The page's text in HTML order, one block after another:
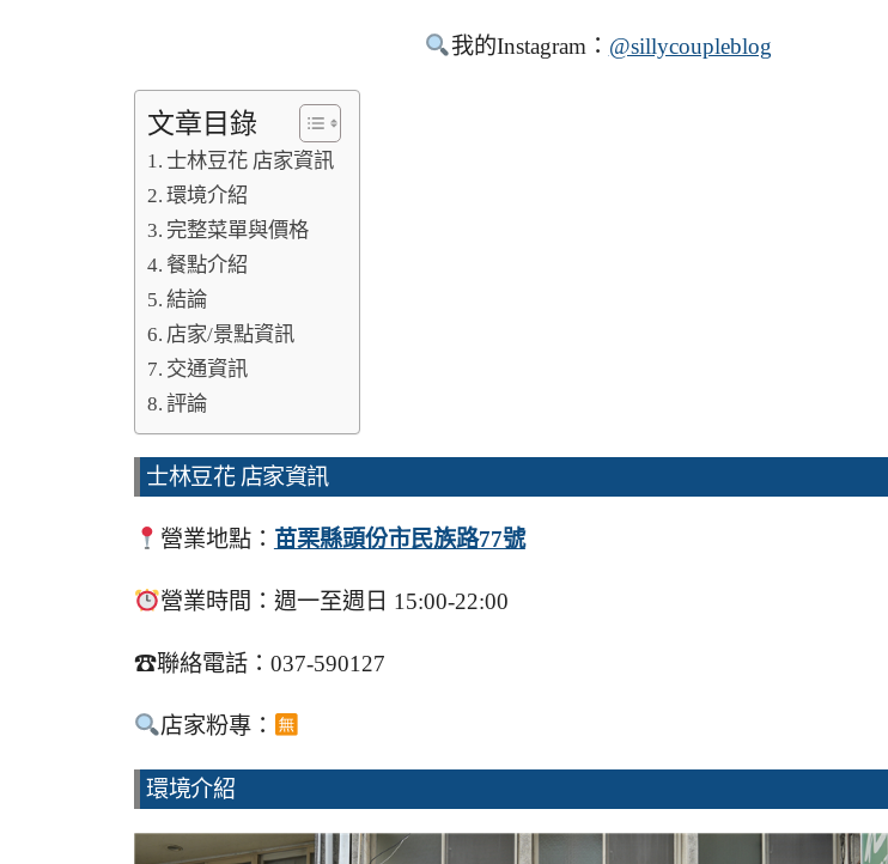
我的Instagram： @sillycoupleblog
文章目錄
士林豆花 店家資訊
環境介紹
完整菜單與價格
餐點介紹
結論
店家/景點資訊
交通資訊
評論
士林豆花 店家資訊
營業地點： 苗栗縣頭份市民族路77號
營業時間：週一至週日 15:00-22:00
☎聯絡電話：037-590127
店家粉專：
環境介紹